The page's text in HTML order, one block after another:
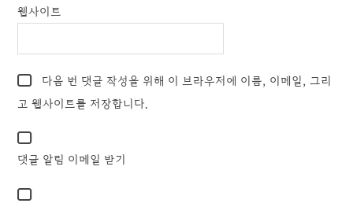
웹사이트
다음 번 댓글 작성을 위해 이 브라우저에 이름, 이메일, 그리
고 웹사이트를 저장합니다.
댓글 알림 이메일 받기